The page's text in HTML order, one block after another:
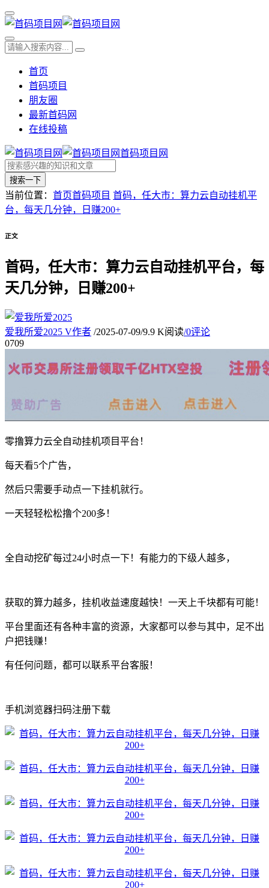
首页
首码项目
朋友圈
最新首码网
在线投稿
首码项目网
搜索一下
当前位置： 首页首码项目 首码，任大市：算力云自动挂机平
台，每天几分钟，日赚200+
正文
首码，任大市：算力云自动挂机平台，每
天几分钟，日赚200+
爱我所爱2025 V作者 /2025-07-09/9.9 K阅读/0评论
0709
零撸算力云全自动挂机项目平台！
每天看5个广告，
然后只需要手动点一下挂机就行。
一天轻轻松松撸个200多！
全自动挖矿每过24小时点一下！有能力的下级人越多，
获取的算力越多，挂机收益速度越快！一天上千块都有可能！
平台里面还有各种丰富的资源，大家都可以参与其中，足不出
户把钱赚！
有任何问题，都可以联系平台客服！
手机浏览器扫码注册下载